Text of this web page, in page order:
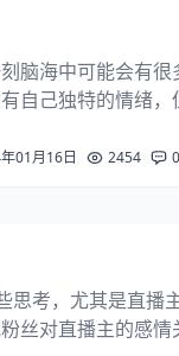
脑海中可能会有很
自己独特的情绪，
01月16日 2454 0
思考，尤其是直播
丝对直播主的感情